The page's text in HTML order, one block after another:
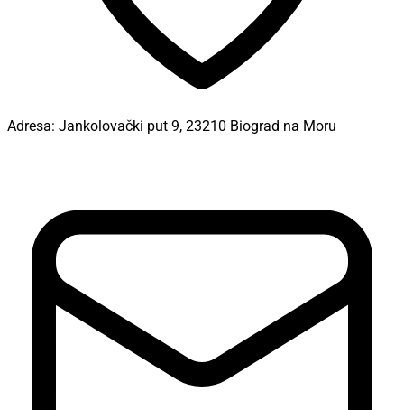
Adresa: Jankolovački put 9, 23210 Biograd na Moru